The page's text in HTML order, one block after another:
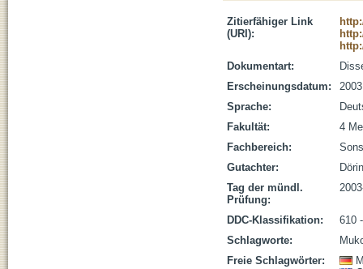
Zitierfähiger Link
(URI):
Dokumentart:
Erscheinungsdatum:
2003
Sprache:
Fakultät:
4
Fachbereich:
Gutachter:
Tag der mündl.
Prüfung:
DDC-Klassifikation:
610
Schlagworte:
Freie Schlagwörter: